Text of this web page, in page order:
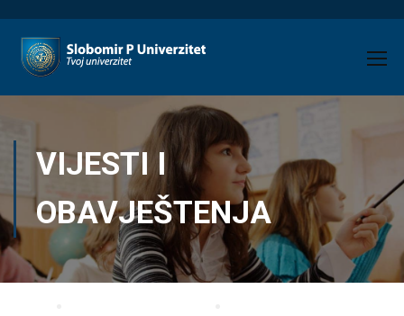
VIJESTI I
OBAVJEŠTENJA